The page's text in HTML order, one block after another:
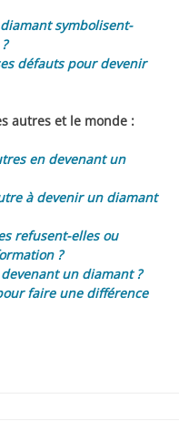
symbolisent-
défauts pour devenir
autres et le monde :
en devenant un
à devenir un diamant
refusent-elles ou
?
un diamant ?
faire une différence